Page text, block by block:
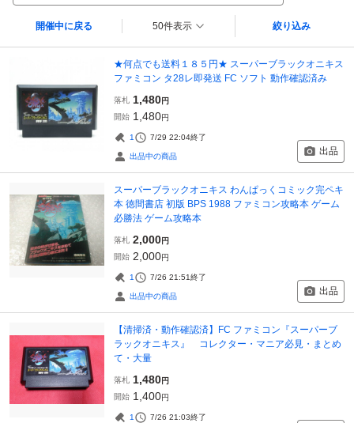
開催中に戻る 50件表示 絞り込み
★何点でも送料１８５円★ スーパーブラックオニキス
ファミコン タ28レ即発送 FC ソフト 動作確認済み
落札 1,480円
開始 1,480円
1 7/29 22:04終了
出品中の商品 出品
スーパーブラックオニキス わんぱっくコミック完ペキ
本 徳間書店 初版 BPS 1988 ファミコン攻略本 ゲーム
必勝法 ゲーム攻略本
落札 2,000円
開始 2,000円
1 7/26 21:51終了
出品中の商品 出品
【清掃済・動作確認済】FC ファミコン『スーパーブ
ラックオニキス』 コレクター・マニア必見・まとめ
て・大量
落札 1,480円
開始 1,400円
1 7/26 21:03終了